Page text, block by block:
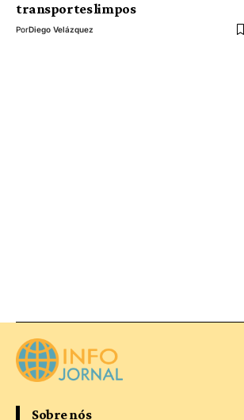
transportes limpos
PorDiego Velázquez
Sobre nós